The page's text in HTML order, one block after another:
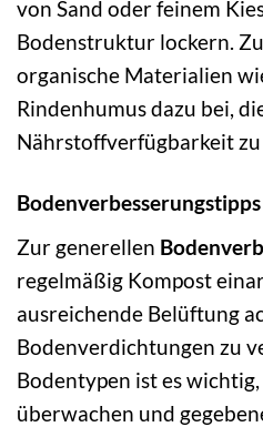
von Sand oder feinem
Bodenstruktur lockern.
organische Materialien
Rindenhumus dazu bei,
Nährstoffverfügbarkeit zu
Bodenverbesserungstipps
Zur generellen
regelmäßig Kompost
ausreichende Belüftung
Bodenverdichtungen zu
Bodentypen ist es
überwachen und